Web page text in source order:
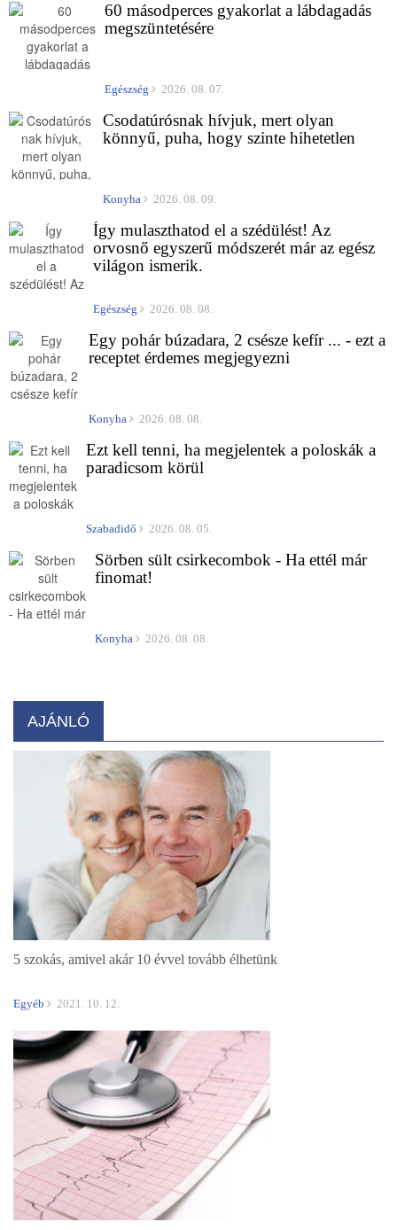
60 másodperces gyakorlat a lábdagadás
megszüntetésére
Egészség 2026. 08. 07.
Csodatúrósnak hívjuk, mert olyan
könnyű, puha, hogy szinte hihetetlen
Konyha 2026. 08. 09.
Így mulaszthatod el a szédülést! Az
orvosnő egyszerű módszerét már az egész
világon ismerik.
Egészség 2026. 08. 08.
Egy pohár búzadara, 2 csésze kefír ... - ezt a
receptet érdemes megjegyezni
Konyha 2026. 08. 08.
Ezt kell tenni, ha megjelentek a poloskák a
paradicsom körül
Szabadidő 2026. 08. 05.
Sörben sült csirkecombok - Ha ettél már
finomat!
Konyha 2026. 08. 08.
AJÁNLÓ
5 szokás, amivel akár 10 évvel tovább élhetünk
Egyéb 2021. 10. 12.